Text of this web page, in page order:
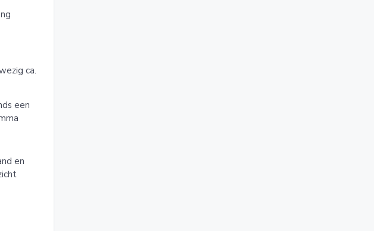
ca.
een
en